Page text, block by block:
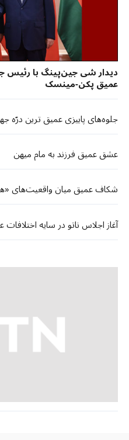
دیدار شی جین‌پینگ با رئیس
عمیق پکن-مینسک
جلوه‌های پاییزی عمیق ترین درّه
عشق عمیق فرزند به مام میهن
شکاف عمیق میان واقعیت‌های
آغاز اجلاس ناتو در سایه